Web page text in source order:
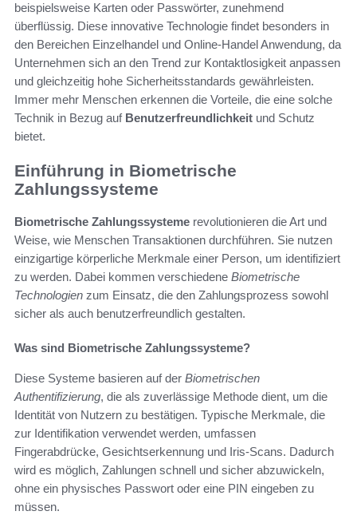
beispielsweise Karten oder Passwörter, zunehmend
überflüssig. Diese innovative Technologie findet besonders in
den Bereichen Einzelhandel und Online-Handel Anwendung, da
Unternehmen sich an den Trend zur Kontaktlosigkeit anpassen
und gleichzeitig hohe Sicherheitsstandards gewährleisten.
Immer mehr Menschen erkennen die Vorteile, die eine solche
Technik in Bezug auf Benutzerfreundlichkeit und Schutz
bietet.
Einführung in Biometrische
Zahlungssysteme
Biometrische Zahlungssysteme revolutionieren die Art und
Weise, wie Menschen Transaktionen durchführen. Sie nutzen
einzigartige körperliche Merkmale einer Person, um identifiziert
zu werden. Dabei kommen verschiedene Biometrische
Technologien zum Einsatz, die den Zahlungsprozess sowohl
sicher als auch benutzerfreundlich gestalten.
Was sind Biometrische Zahlungssysteme?
Diese Systeme basieren auf der Biometrischen
Authentifizierung, die als zuverlässige Methode dient, um die
Identität von Nutzern zu bestätigen. Typische Merkmale, die
zur Identifikation verwendet werden, umfassen
Fingerabdrücke, Gesichtserkennung und Iris-Scans. Dadurch
wird es möglich, Zahlungen schnell und sicher abzuwickeln,
ohne ein physisches Passwort oder eine PIN eingeben zu
müssen.